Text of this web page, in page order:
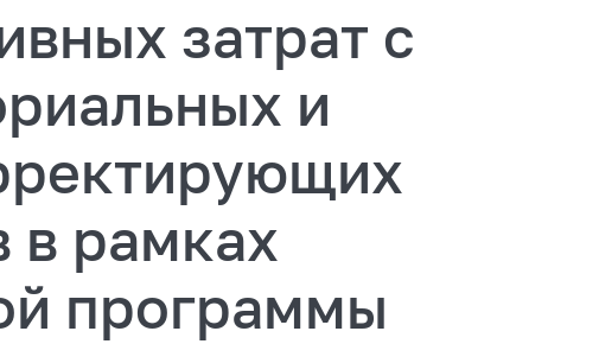
затрат с
и
в рамках
программы